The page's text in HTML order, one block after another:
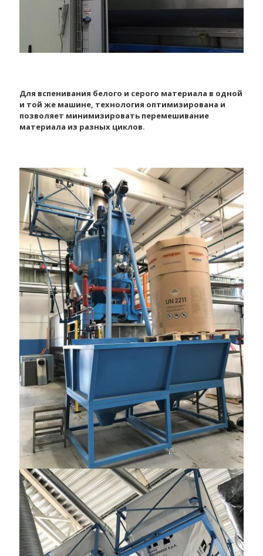
Для вспенивания белого и серого материала в одной
и той же машине, технология оптимизирована и
позволяет минимизировать перемешивание
материала из разных циклов.